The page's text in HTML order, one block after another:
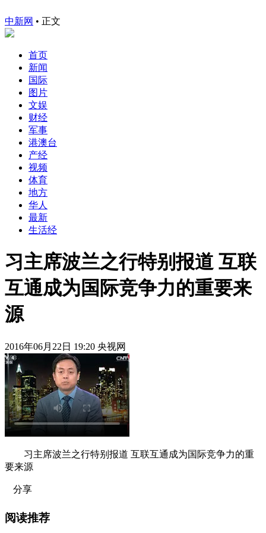
中新网 • 正文
首页
新闻
国际
图片
文娱
财经
军事
港澳台
产经
视频
体育
地方
华人
最新
生活经
习主席波兰之行特别报道 互联
互通成为国际竞争力的重要来
源
2016年06月22日 19:20 央视网
习主席波兰之行特别报道 互联互通成为国际竞争力的重
要来源
分享
阅读推荐